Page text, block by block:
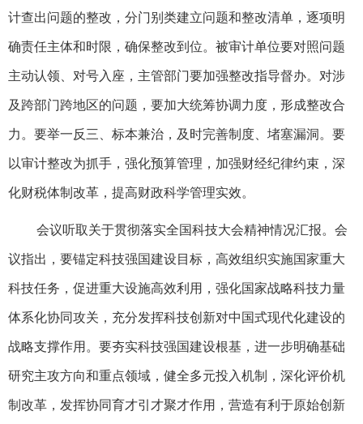
计查出问题的整改，分门别类建立问题和整改清单，逐项明
确责任主体和时限，确保整改到位。被审计单位要对照问题
主动认领、对号入座，主管部门要加强整改指导督办。对涉
及跨部门跨地区的问题，要加大统筹协调力度，形成整改合
力。要举一反三、标本兼治，及时完善制度、堵塞漏洞。要
以审计整改为抓手，强化预算管理，加强财经纪律约束，深
化财税体制改革，提高财政科学管理实效。
会议听取关于贯彻落实全国科技大会精神情况汇报。会
议指出，要锚定科技强国建设目标，高效组织实施国家重大
科技任务，促进重大设施高效利用，强化国家战略科技力量
体系化协同攻关，充分发挥科技创新对中国式现代化建设的
战略支撑作用。要夯实科技强国建设根基，进一步明确基础
研究主攻方向和重点领域，健全多元投入机制，深化评价机
制改革，发挥协同育才引才聚才作用，营造有利于原始创新